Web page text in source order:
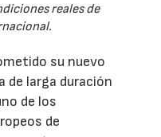
reales de
su nuevo
de larga duración
de los
de